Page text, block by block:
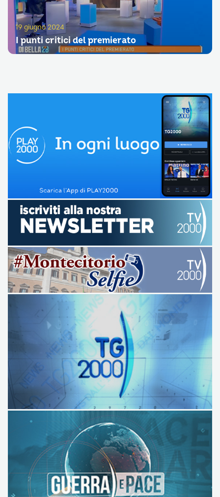
19 giugno 2024
I punti critici del premierato